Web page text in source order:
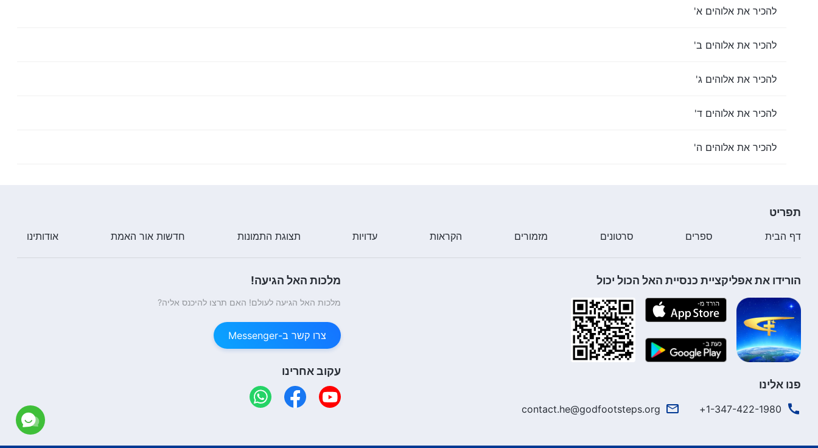
להכיר את אלוהים א'
להכיר את אלוהים ב'
להכיר את אלוהים ג'
להכיר את אלוהים ד'
להכיר את אלוהים ה'
תפריט
דף הבית ספרים סרטונים מזמורים הקראות עדויות תצוגת התמונות חדשות אור האמת אודותינו
הורידו את אפליקציית כנסיית האל הכול יכול
פנו אלינו
1-347-422-1980+
contact.he@godfootsteps.org
מלכות האל הגיעה!
מלכות האל הגיעה לעולם! האם תרצו להיכנס אליה?
צרו קשר ב-Messenger
עקוב אחרינו